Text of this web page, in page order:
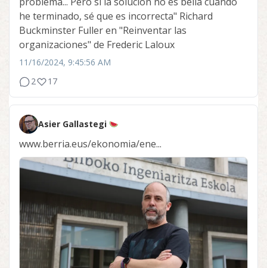
he terminado, sé que es incorrecta" Richard
Buckminster Fuller en "Reinventar las
organizaciones" de Frederic Laloux
11/16/2024, 9:45:56 AM
2
17
Asier Gallastegi
www.berria.eus/ekonomia/ene...